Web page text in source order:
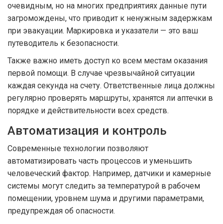
очевидным, но на многих предприятиях данные пути
загромождены, что приводит к ненужным задержкам
при эвакуации. Маркировка и указатели — это ваш
путеводитель к безопасности.
Также важно иметь доступ ко всем местам оказания
первой помощи. В случае чрезвычайной ситуации
каждая секунда на счету. Ответственные лица должны
регулярно проверять маршруты, хранятся ли аптечки в
порядке и действительности всех средств.
Автоматизация и контроль
Современные технологии позволяют
автоматизировать часть процессов и уменьшить
человеческий фактор. Например, датчики и камерные
системы могут следить за температурой в рабочем
помещении, уровнем шума и другими параметрами,
предупреждая об опасности.